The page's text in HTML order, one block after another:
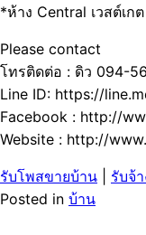
*ห้าง Central เวสต์เก
Please contact
โทรติดต่อ : ดิว 094-
Line ID: https://
Facebook : http://
Website : http://
รับโพสขายบ้าน
รับจ้
Posted in บ้าน